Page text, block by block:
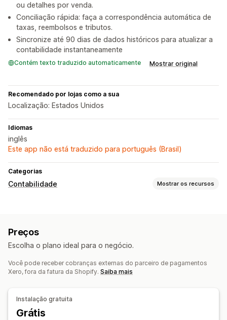
ou detalhes por venda.
Conciliação rápida: faça a correspondência automática de
taxas, reembolsos e tributos.
Sincronize até 90 dias de dados históricos para atualizar a
contabilidade instantaneamente
Contém texto traduzido automaticamente Mostrar original
Recomendado por lojas como a sua
Localização: Estados Unidos
Idiomas
inglês
Este app não está traduzido para português (Brasil)
Categorias
Contabilidade Mostrar os recursos
Preços
Escolha o plano ideal para o negócio.
Você pode receber cobranças externas do parceiro de pagamentos
Xero, fora da fatura da Shopify. Saiba mais
Instalação gratuita
Grátis